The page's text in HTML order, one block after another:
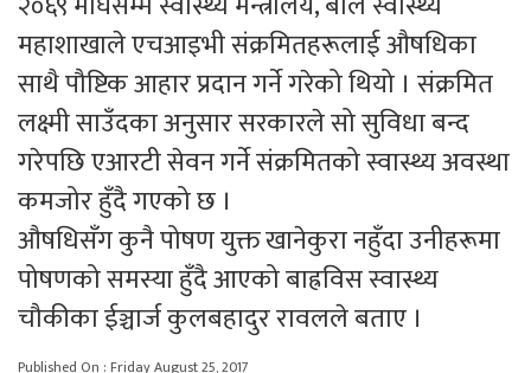
महाशाखाले एचआइभी संक्रमितहरूलाई औषधिका
साथै पौष्टिक आहार प्रदान गर्ने गरेको थियो । संक्रमित
लक्ष्मी साउँदका अनुसार सरकारले सो सुविधा बन्द
गरेपछि एआरटी सेवन गर्ने संक्रमितको स्वास्थ्य अवस्था
कमजोर हुँदै गएको छ ।
औषधिसँग कुनै पोषण युक्त खानेकुरा नहुँदा उनीहरूमा
पोषणको समस्या हुँदै आएको बाह्रविस स्वास्थ्य
चौकीका ईञ्चार्ज कुलबहादुर रावलले बताए ।
Published On : Friday August 25, 2017